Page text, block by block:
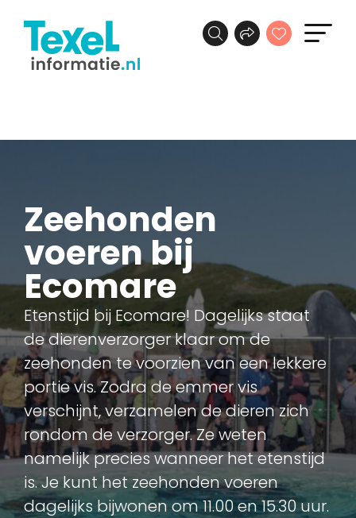
Zeehonden
voeren bij
Ecomare
Etenstijd bij Ecomare! Dagelijks staat
de dierenverzorger klaar om de
zeehonden te voorzien van een lekkere
portie vis. Zodra de emmer vis
verschijnt, verzamelen de dieren zich
rondom de verzorger. Ze weten
namelijk precies wanneer het etenstijd
is. Je kunt het zeehonden voeren
dagelijks bijwonen om 11.00 en 15.30 uur.